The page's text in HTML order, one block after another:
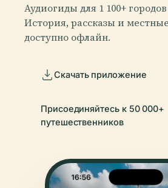
Аудиогиды для 1 100+
История, рассказы и
доступно офлайн.
Скачать приложение
Присоединяйтесь к 50 000+
путешественников